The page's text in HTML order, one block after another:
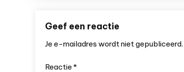
Geef een reactie
Je e-mailadres wordt niet gepubliceerd.
Reactie *